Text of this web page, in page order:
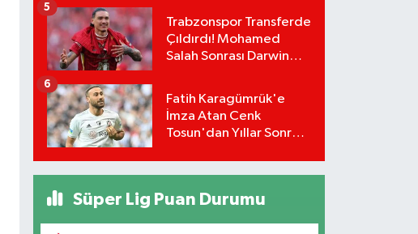
Trabzonspor Transferde
Çıldırdı! Mohamed
Salah Sonrası Darwin
Uçuklattı!
5
Fatih Karagümrük'e
İmza Atan Cenk
Tosun'dan Yıllar Sonra
6
Süper Lig Puan Durumu